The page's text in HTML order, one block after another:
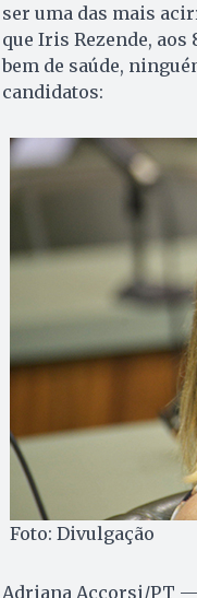
ser uma das mais
que Iris Rezende, aos
bem de saúde,
candidatos:
Foto: Divulgação
Adriana Accorsi/PT —